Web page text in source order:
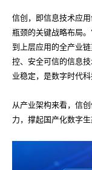
信创，即信息技术应
瓶颈的关键战略布局
到上层应用的全产业
控、安全可信的信息
业稳定，是数字时代
从产业架构来看，信
力，撑起国产化数字生